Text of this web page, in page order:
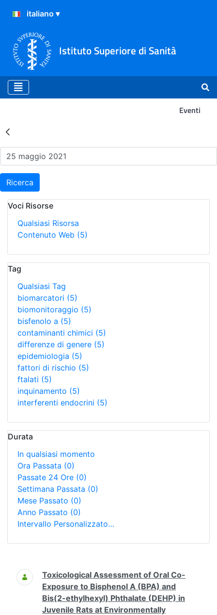
Istituto Superiore di Sanità
Eventi
Risultati della Ricerca -
Ricerca
Voci Risorse
Qualsiasi Risorsa
Contenuto Web (5)
Tag
Qualsiasi Tag
biomarcatori (5)
biomonitoraggio (5)
bisfenolo a (5)
contaminanti chimici (5)
differenze di genere (5)
epidemiologia (5)
fattori di rischio (5)
ftalati (5)
inquinamento (5)
interferenti endocrini (5)
Durata
In qualsiasi momento
Ora Passata (0)
Passate 24 Ore (0)
Settimana Passata (0)
Mese Passato (0)
Anno Passato (0)
Intervallo Personalizzato…
Ricerca
Toxicological Assessment of Oral Co-
Exposure to Bisphenol A (BPA) and
Bis(2-ethylhexyl) Phthalate (DEHP) in
Juvenile Rats at Environmentally